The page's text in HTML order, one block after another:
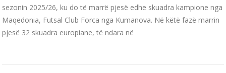
sezonin 2025/26, ku do të marrë pjesë edhe skuadra kampione nga
Maqedonia, Futsal Club Forca nga Kumanova. Në këtë fazë marrin
pjesë 32 skuadra europiane, të ndara në